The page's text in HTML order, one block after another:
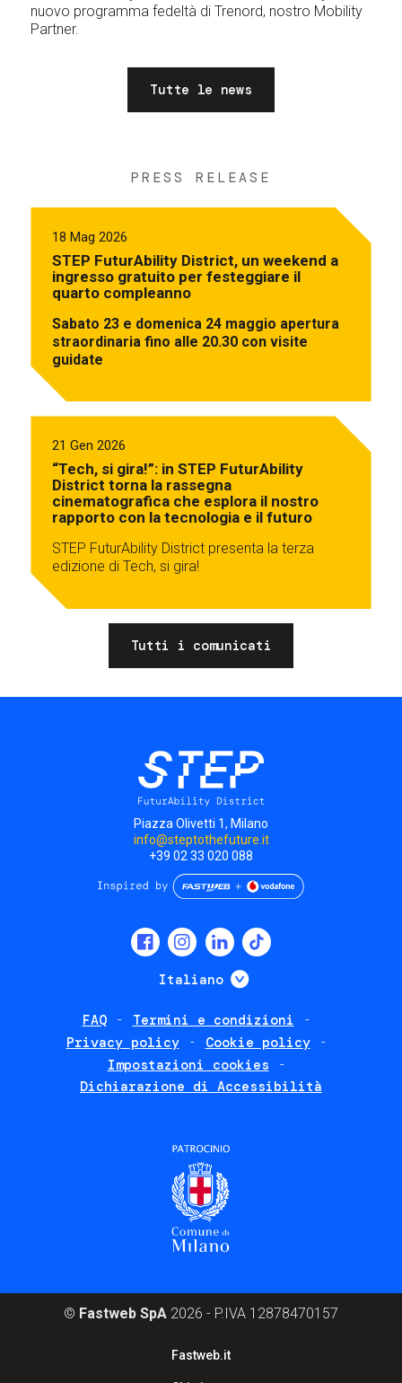
nuovo programma fedeltà di Trenord, nostro Mobility
Partner.
Tutte le news
PRESS RELEASE
18 Mag 2026
STEP FuturAbility District, un weekend a
ingresso gratuito per festeggiare il
quarto compleanno
Sabato 23 e domenica 24 maggio apertura
straordinaria fino alle 20.30 con visite
guidate
21 Gen 2026
“Tech, si gira!”: in STEP FuturAbility
District torna la rassegna
cinematografica che esplora il nostro
rapporto con la tecnologia e il futuro
STEP FuturAbility District presenta la terza
edizione di Tech, si gira!
Tutti i comunicati
Piazza Olivetti 1, Milano
info@steptothefuture.it
+39 02 33 020 088
Italiano Mostra ulteriori
FAQ
Termini e condizioni
Privacy policy
Cookie policy
Impostazioni cookies
Dichiarazione di Accessibilità
© Fastweb SpA 2026 - P.IVA 12878470157
Fastweb.it